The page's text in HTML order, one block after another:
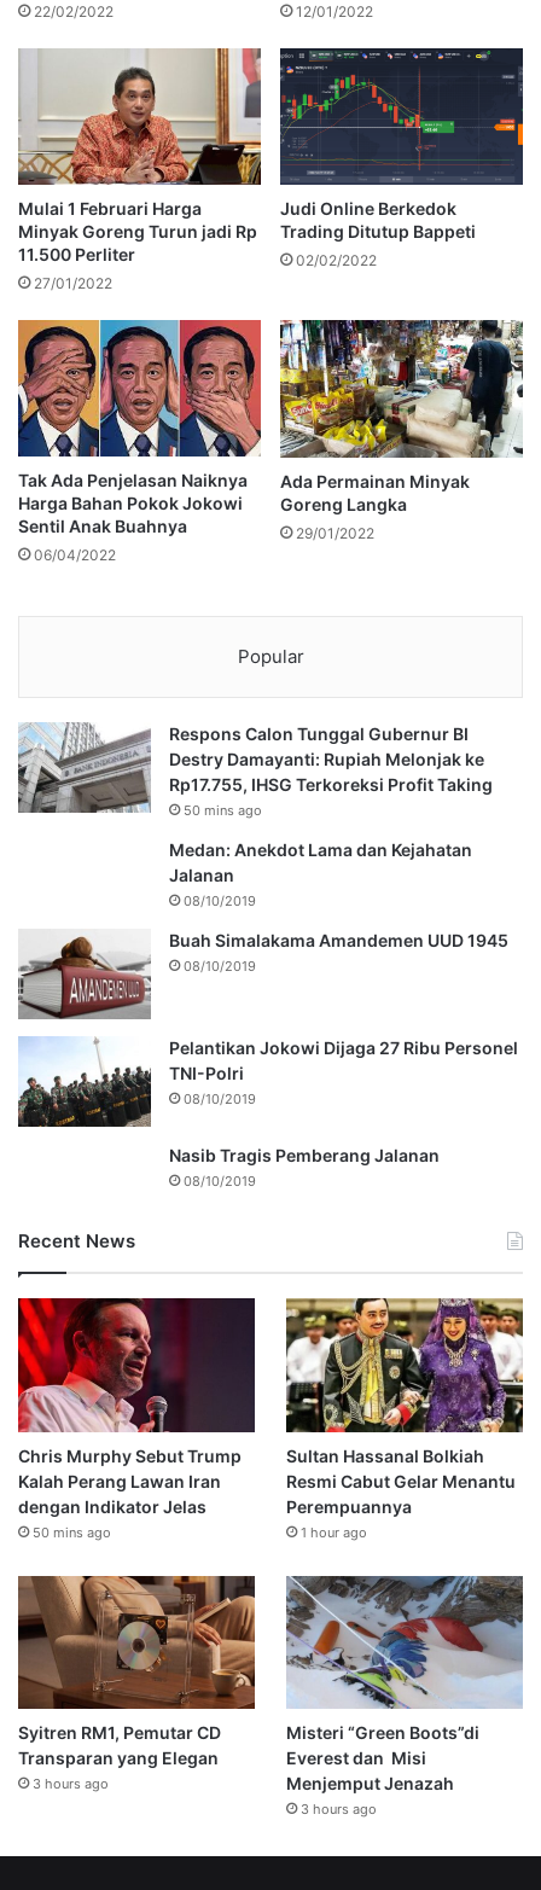
22/02/2022 12/01/2022
Mulai 1 Februari Harga
Minyak Goreng Turun jadi Rp
11.500 Perliter
27/01/2022
Judi Online Berkedok
Trading Ditutup Bappeti
02/02/2022
Tak Ada Penjelasan Naiknya
Harga Bahan Pokok Jokowi
Sentil Anak Buahnya
06/04/2022
Ada Permainan Minyak
Goreng Langka
29/01/2022
Popular
Respons Calon Tunggal Gubernur BI
Destry Damayanti: Rupiah Melonjak ke
Rp17.755, IHSG Terkoreksi Profit Taking
50 mins ago
Medan: Anekdot Lama dan Kejahatan
Jalanan
08/10/2019
Buah Simalakama Amandemen UUD 1945
08/10/2019
Pelantikan Jokowi Dijaga 27 Ribu Personel
TNI-Polri
08/10/2019
Nasib Tragis Pemberang Jalanan
08/10/2019
Recent News
Chris Murphy Sebut Trump
Kalah Perang Lawan Iran
dengan Indikator Jelas
50 mins ago
Sultan Hassanal Bolkiah
Resmi Cabut Gelar Menantu
Perempuannya
1 hour ago
Syitren RM1, Pemutar CD
Transparan yang Elegan
3 hours ago
Misteri “Green Boots”di
Everest dan Misi
Menjemput Jenazah
3 hours ago